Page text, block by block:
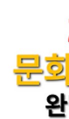
형 온누리상품권 CF
신용카드나 체크카드
수 있는 새로운 형태
제할 수 있어 사용이
니다.카드형 온누리카